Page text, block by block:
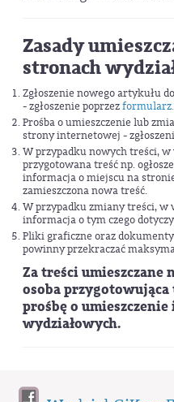
Zasady
stronach
Zgłoszenie nowego artykułu
- zgłoszenie poprzezformularz.
Prośba o umieszczenie lub
strony internetowej -
W przypadku nowych treści,
przygotowana treść np.
informacja o miejscu na
zamieszczona nowa treść.
W przypadku zmiany treści, w
informacja o tym czego
Pliki graficzne oraz
powinny przekraczać
Za treści umieszczane
osoba przygotowująca
prośbę o
wydziałowych.